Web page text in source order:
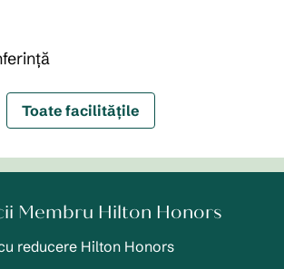
Toate facilitățile
Membru Hilton Honors
reducere Hilton Honors